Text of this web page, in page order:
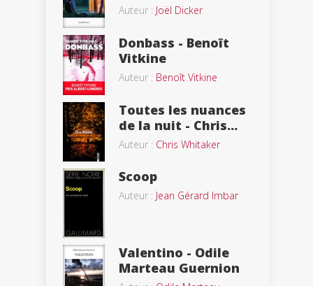
Auteur : Joël Dicker
Donbass - Benoît
Vitkine
Auteur : Benoît Vitkine
Toutes les nuances
de la nuit - Chris...
Auteur : Chris Whitaker
Scoop
Auteur : Jean Gérard Imbar
Valentino - Odile
Marteau Guernion